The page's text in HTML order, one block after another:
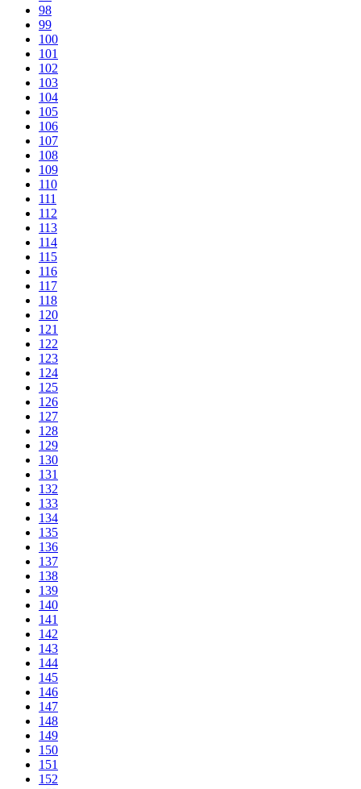
98
99
100
101
102
103
104
105
106
107
108
109
110
111
112
113
114
115
116
117
118
120
121
122
123
124
125
126
127
128
129
130
131
132
133
134
135
136
137
138
139
140
141
142
143
144
145
146
147
148
149
150
151
152